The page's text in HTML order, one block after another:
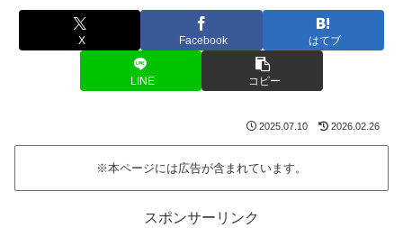
X Facebook はてブ
LINE コピー
2025.07.10 2026.02.26
※本ページには広告が含まれています。
スポンサーリンク